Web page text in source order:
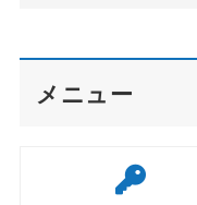
メニュー